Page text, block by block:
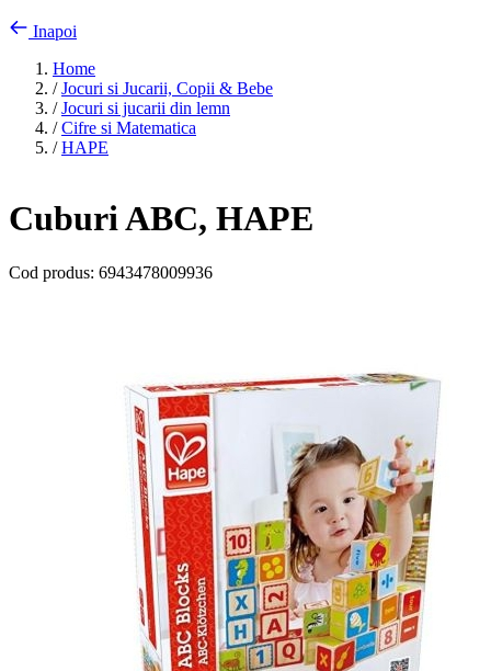
Inapoi
Home
/ Jocuri si Jucarii, Copii & Bebe
/ Jocuri si jucarii din lemn
/ Cifre si Matematica
/ HAPE
Cuburi ABC, HAPE
Cod produs: 6943478009936